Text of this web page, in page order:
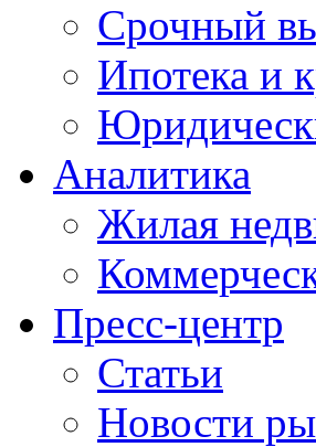
Срочный
Ипотека и
Аналитика
Жилая
Пресс-центр
Статьи
Новости